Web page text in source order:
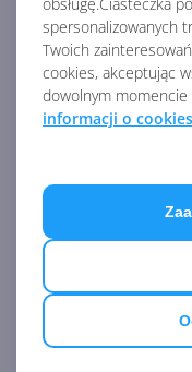
spersonalizowanych
Twoich
cookies, akceptując
dowolnym momencie
informacji o
takiego pliku,
innym osobom czy
wersji, wystarczy
Microsoft Teams.
Pamiętaj także, że